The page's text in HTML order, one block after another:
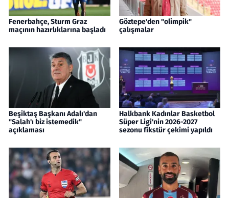
Fenerbahçe, Sturm Graz
maçının hazırlıklarına başladı
Göztepe'den "olimpik"
çalışmalar
Beşiktaş Başkanı Adalı'dan
"Salah'ı biz istemedik"
açıklaması
Halkbank Kadınlar Basketbol
Süper Ligi'nin 2026-2027
sezonu fikstür çekimi yapıldı